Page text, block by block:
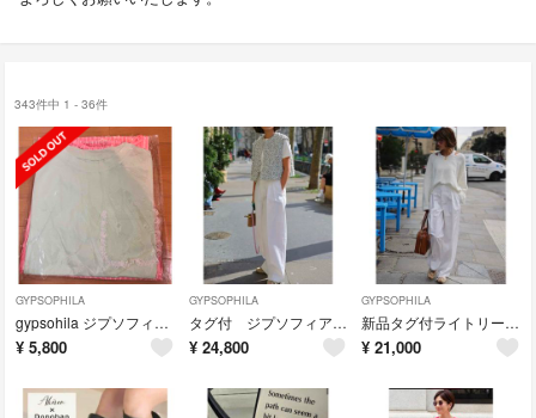
343件中 1 - 36件
GYPSOPHILA
gypsohila ジプソフィア ノベルティ ルームウェア
¥ 5,800
GYPSOPHILA
タグ付 ジプソフィア GPR-306-2 スタイリッシュチノパンツ
¥ 24,800
GYPSOPHILA
新品タグ付ライトリーニットGPG-511 Lightly Knit Tops
¥ 21,000